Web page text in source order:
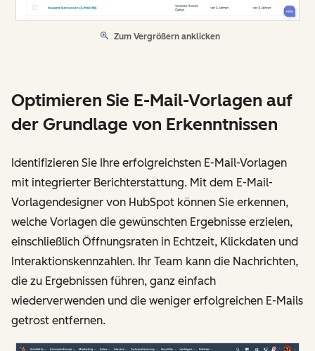
Zum Vergrößern anklicken
Optimieren Sie E-Mail-Vorlagen auf
der Grundlage von Erkenntnissen
Identifizieren Sie Ihre erfolgreichsten E-Mail-Vorlagen
mit integrierter Berichterstattung. Mit dem E-Mail-
Vorlagendesigner von HubSpot können Sie erkennen,
welche Vorlagen die gewünschten Ergebnisse erzielen,
einschließlich Öffnungsraten in Echtzeit, Klickdaten und
Interaktionskennzahlen. Ihr Team kann die Nachrichten,
die zu Ergebnissen führen, ganz einfach
wiederverwenden und die weniger erfolgreichen E-Mails
getrost entfernen.